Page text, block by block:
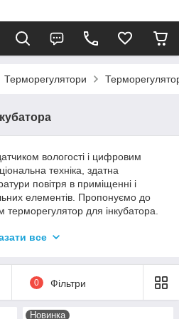
Терморегулятори
вологості і цифровим
техніка, здатна
повітря в приміщенні і
елементів. Пропонуємо до
терморегулятор для інкубатора.
для виведення пташенят
терморегулятори
все
0 Фільтри
Новинка